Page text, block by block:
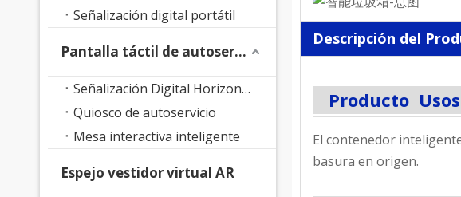
Señalización digital portátil
Pantalla táctil de autoservicio
Señalización Digital Horizontal
Quiosco de autoservicio
Mesa interactiva inteligente
Espejo vestidor virtual AR
Descripción del
Producto Usos
El contenedor
basura en origen.